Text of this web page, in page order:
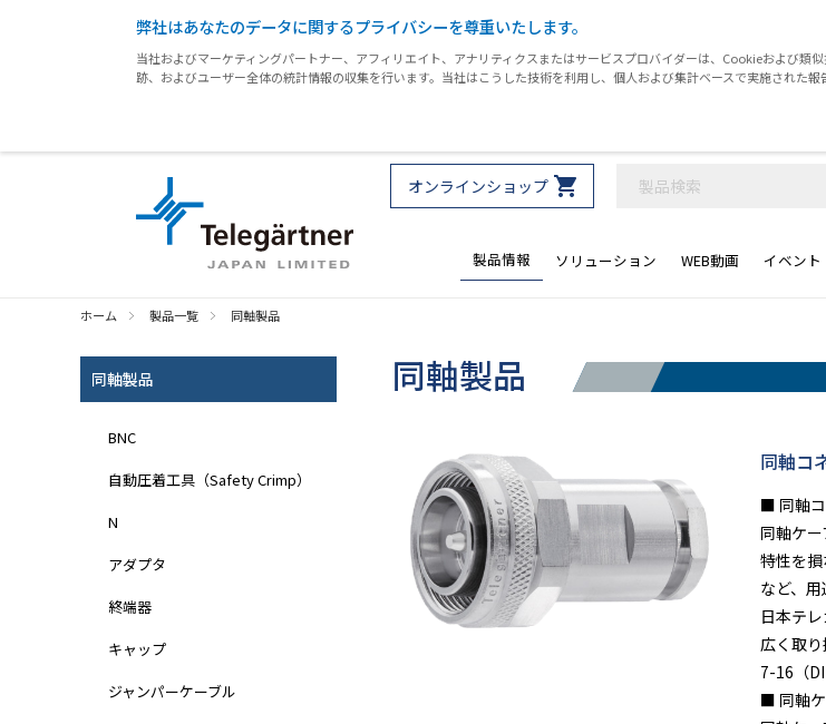
弊社はあなたのデータに関するプライバシーを尊重いたします。
当社およびマーケティングパートナー、アフィリエイト、アナリティクスまたはサービスプロバイダーは、Cookieおよび
跡、およびユーザー全体の統計情報の収集を行います。当社はこうした技術を利用し、個人および集計ベースで実施された報
オンラインショップ
製品情報 ソリューション WEB動画 イベント
ホーム 製品一覧 同軸製品
同軸製品
同軸コ
■ 同軸
同軸ケ
特性を
など、
日本テ
広く取り
7-16（
■ 同軸
同軸製品
BNC
自動圧着工具（Safety Crimp）
N
アダプタ
終端器
キャップ
ジャンパーケーブル